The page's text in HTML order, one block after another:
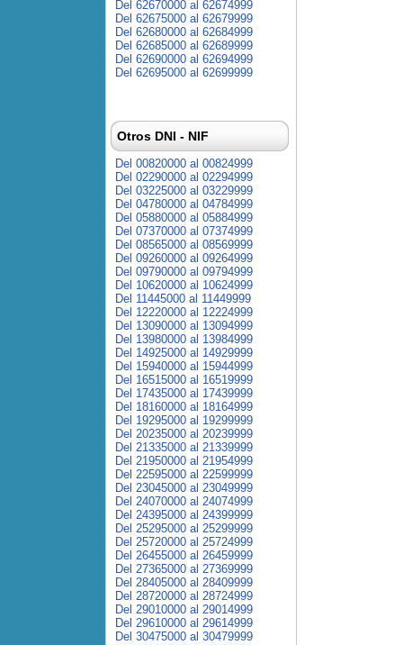
Del 62670000 al 62674999
Del 62675000 al 62679999
Del 62680000 al 62684999
Del 62685000 al 62689999
Del 62690000 al 62694999
Del 62695000 al 62699999
Otros DNI - NIF
Del 00820000 al 00824999
Del 02290000 al 02294999
Del 03225000 al 03229999
Del 04780000 al 04784999
Del 05880000 al 05884999
Del 07370000 al 07374999
Del 08565000 al 08569999
Del 09260000 al 09264999
Del 09790000 al 09794999
Del 10620000 al 10624999
Del 11445000 al 11449999
Del 12220000 al 12224999
Del 13090000 al 13094999
Del 13980000 al 13984999
Del 14925000 al 14929999
Del 15940000 al 15944999
Del 16515000 al 16519999
Del 17435000 al 17439999
Del 18160000 al 18164999
Del 19295000 al 19299999
Del 20235000 al 20239999
Del 21335000 al 21339999
Del 21950000 al 21954999
Del 22595000 al 22599999
Del 23045000 al 23049999
Del 24070000 al 24074999
Del 24395000 al 24399999
Del 25295000 al 25299999
Del 25720000 al 25724999
Del 26455000 al 26459999
Del 27365000 al 27369999
Del 28405000 al 28409999
Del 28720000 al 28724999
Del 29010000 al 29014999
Del 29610000 al 29614999
Del 30475000 al 30479999